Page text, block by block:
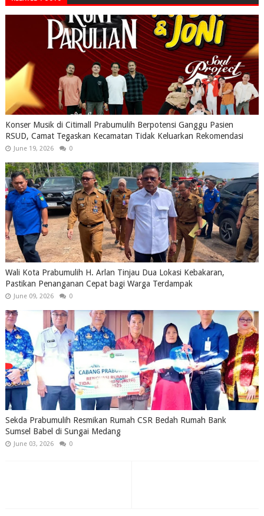
Konser Musik di Citimall Prabumulih Berpotensi Ganggu Pasien
RSUD, Camat Tegaskan Kecamatan Tidak Keluarkan Rekomendasi
June 19, 2026 0
Wali Kota Prabumulih H. Arlan Tinjau Dua Lokasi Kebakaran,
Pastikan Penanganan Cepat bagi Warga Terdampak
June 09, 2026 0
Sekda Prabumulih Resmikan Rumah CSR Bedah Rumah Bank
Sumsel Babel di Sungai Medang
June 03, 2026 0